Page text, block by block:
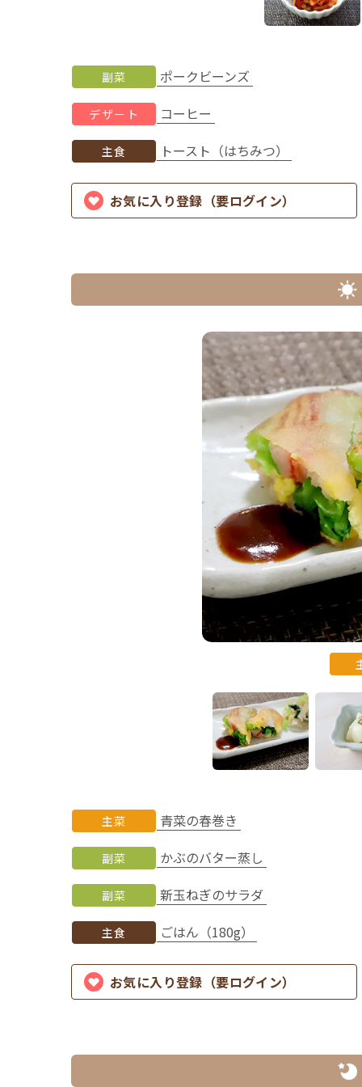
副菜 ポークビーンズ
デザート コーヒー
主食 トースト（はちみつ）
お気に入り登録（要ログイン）
主菜 青菜の春巻き
副菜 かぶのバター蒸し
副菜 新玉ねぎのサラダ
主食 ごはん（180g）
お気に入り登録（要ログイン）